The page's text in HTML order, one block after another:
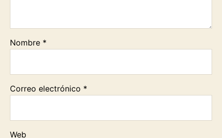
Nombre *
Correo electrónico *
Web